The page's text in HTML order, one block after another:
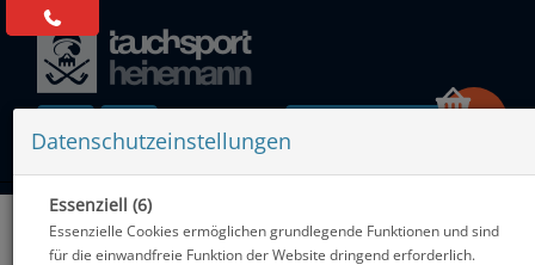
Alle Artikel zeigen aus: Neoprenanzüge - 3mm
Datenschutzeinstellungen
Essenziell (6)
Essenzielle Cookies ermöglichen grundlegende Funktionen und sind
für die einwandfreie Funktion der Website dringend erforderlich.